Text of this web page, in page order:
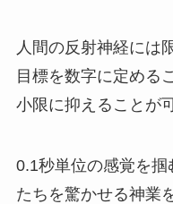
人間の反射神経には
目標を数字に定める
小限に抑えることが
0.1秒単位の感覚を掴
たちを驚かせる神業